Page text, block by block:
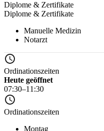
Diplome & Zertifikate
Diplome & Zertifikate
Manuelle Medizin
Notarzt
Ordinationszeiten
Heute geöffnet
07:30–11:30
Ordinationszeiten
Montag